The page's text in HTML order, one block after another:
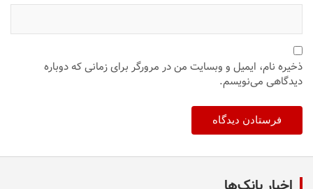
ذخیره نام، ایمیل و وبسایت من در مرورگر برای زمانی که دوباره
دیدگاهی می‌نویسم.